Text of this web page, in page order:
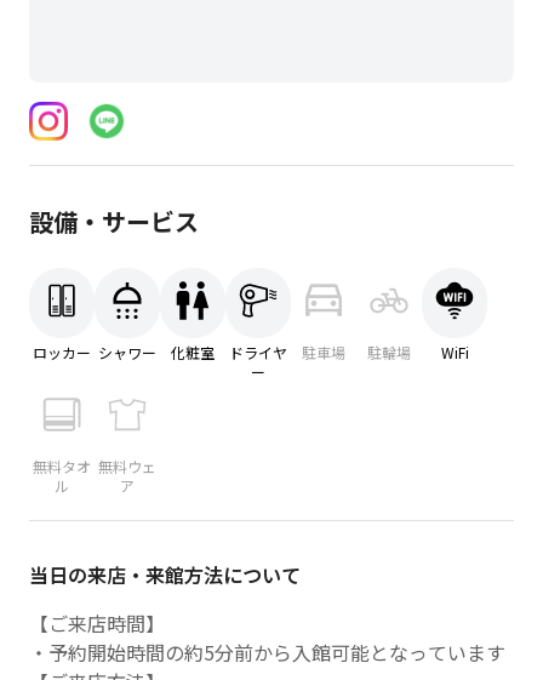
設備・サービス
ロッカー シャワー 化粧室
ドライヤ
ー
駐車場 駐輪場 WiFi
無料タオ
ル
無料ウェ
ア
当日の来店・来館方法について
【ご来店時間】
・予約開始時間の約5分前から入館可能となっています